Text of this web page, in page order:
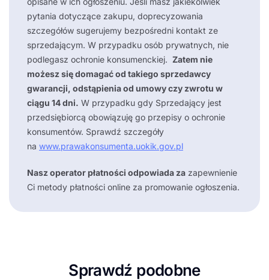
pytania dotyczące zakupu, doprecyzowania
szczegółów sugerujemy bezpośredni kontakt ze
sprzedającym. W przypadku osób prywatnych, nie
podlegasz ochronie konsumenckiej. Zatem nie
możesz się domagać od takiego sprzedawcy
gwarancji, odstąpienia od umowy czy zwrotu w
ciągu 14 dni. W przypadku gdy Sprzedający jest
przedsiębiorcą obowiązuję go przepisy o ochronie
konsumentów. Sprawdź szczegóły
na www.prawakonsumenta.uokik.gov.pl
Nasz operator płatności odpowiada za zapewnienie
Ci metody płatności online za promowanie ogłoszenia.
Sprawdź podobne